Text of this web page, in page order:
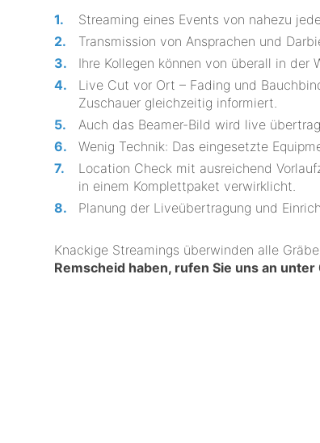
Streaming eines Events von nahezu
Transmission von Ansprachen und
Ihre Kollegen können von überall in der
Live Cut vor Ort – Fading und
Zuschauer gleichzeitig informiert.
Auch das Beamer-Bild wird live
Wenig Technik: Das eingesetzte
Location Check mit ausreichend
in einem Komplettpaket verwirklicht.
Planung der Liveübertragung und
Knackige Streamings überwinden alle
Remscheid haben, rufen Sie uns an unter